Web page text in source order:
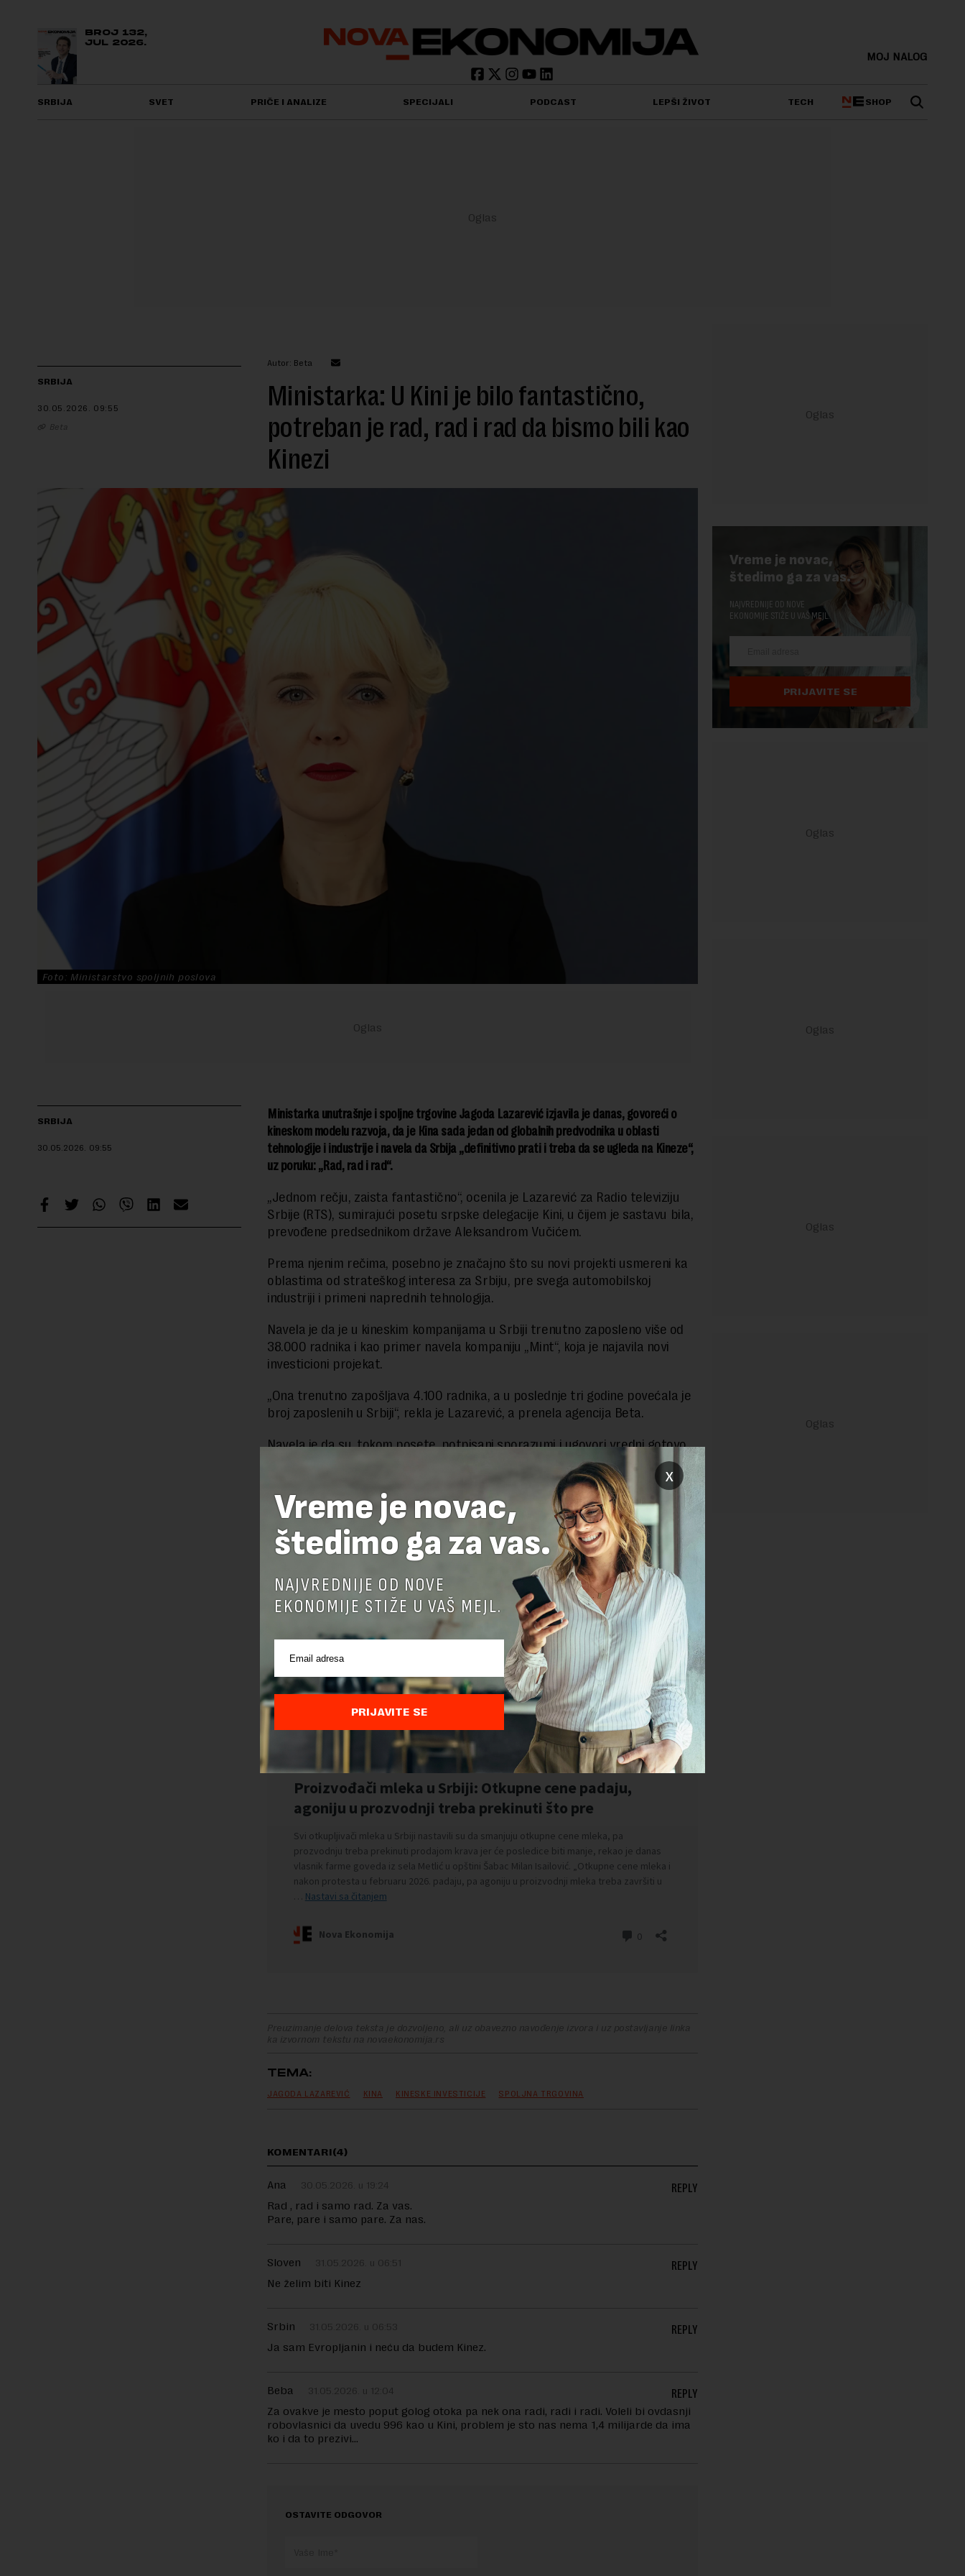
BROJ 132,
JUL 2026.
MOJ NALOG
SRBIJA SVET PRIČE I ANALIZE SPECIJALI PODCAST LEPŠI ŽIVOT TECH SHOP
SRBIJA
30.05.2026. 09:55
Beta
Autor: Beta
Ministarka: U Kini je bilo fantastično,
potreban je rad, rad i rad da bismo bili kao
Kinezi
Foto: Ministarstvo spoljnih poslova
SRBIJA
30.05.2026. 09:55
Ministarka unutrašnje i spoljne trgovine Jagoda Lazarević izjavila je danas, govoreći o
kineskom modelu razvoja, da je Кina sada jedan od globalnih predvodnika u oblasti
tehnologije i industrije i navela da Srbija „definitivno prati i treba da se ugleda na Kineze“,
uz poruku: „Rad, rad i rad“.
„Jednom rečju, zaista fantastično“, ocenila je Lazarević za Radio televiziju
Srbije (RTS), sumirajući posetu srpske delegacije Kini, u čijem je sastavu bila,
prevođene predsednikom države Aleksandrom Vučićem.
Prema njenim rečima, posebno je značajno što su novi projekti usmereni ka
oblastima od strateškog interesa za Srbiju, pre svega automobilskoj
industriji i primeni naprednih tehnologija.
Navela je da je u kineskim kompanijama u Srbiji trenutno zaposleno više od
38.000 radnika i kao primer navela kompaniju „Mint“, koja je najavila novi
investicioni projekat.
„Ona trenutno zapošljava 4.100 radnika, a u poslednje tri godine povećala je
broj zaposlenih u Srbiji“, rekla je Lazarević, a prenela agencija Beta.
Navela je da su, tokom posete, potpisani sporazumi i ugovori vredni gotovo
milijardu evra koji će, istakla je, doneti nove investicije, otvaranje 1.650 radnih
mesta i dodatno jačanje ekonomske saradnje dve zemlje.
Preuzimanje delova teksta je dozvoljeno, ali uz obavezno navođenje izvora i uz postavljanje linka
ka izvornom tekstu na novaekonomija.rs
TEMA:
JAGODA LAZAREVIĆ KINA KINESKE INVESTICIJE SPOLJNA TRGOVINA
KOMENTARI(4)
Ana 30.05.2026. u 19:24
Rad , rad i samo rad. Za vas.
Pare, pare i samo pare. Za nas.
REPLY
Sloven 31.05.2026. u 06:51
Ne želim biti Kinez
REPLY
Srbin 31.05.2026. u 06:53
Ja sam Evropljanin i neću da budem Kinez.
REPLY
Beba 31.05.2026. u 12:04
Za ovakve je mesto poput golog otoka pa nek ona radi, radi i radi. Voleli bi ovdasnji
robovlasnici da uvedu 996 kao u Kini, problem je sto nas nema 1,4 milijarde da ima
ko i da to prezivi…
REPLY
OSTAVITE ODGOVOR
Vreme je novac,
štedimo ga za vas.
NAJVREDNIJE OD NOVE
EKONOMIJE STIŽE U VAŠ MEJL.
PRIJAVITE SE
x
Vreme je novac,
štedimo ga za vas.
NAJVREDNIJE OD NOVE
EKONOMIJE STIŽE U VAŠ MEJL.
PRIJAVITE SE